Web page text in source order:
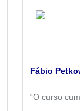
Fábio
“O curso